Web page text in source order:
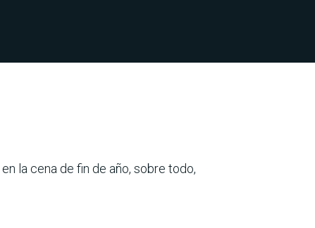
en la cena de fin de año, sobre todo,